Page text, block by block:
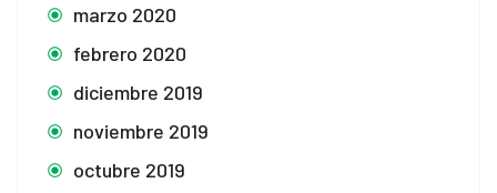
marzo 2020
febrero 2020
diciembre 2019
noviembre 2019
octubre 2019